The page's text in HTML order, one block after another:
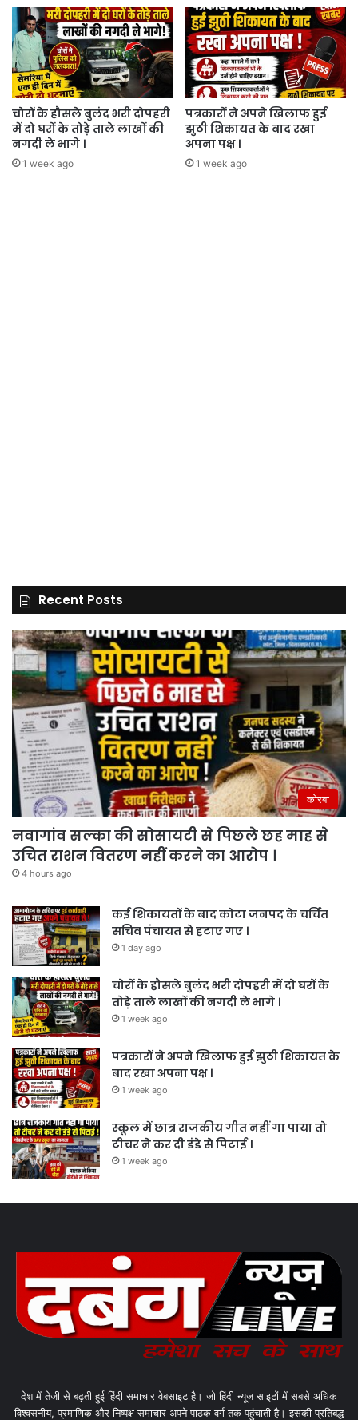
चोरों के हौसले बुलंद भरी दोपहरी
में दो घरों के तोड़े ताले लाखों की
नगदी ले भागे ।
1 week ago
पत्रकारों ने अपने खिलाफ हुई
झुठी शिकायत के बाद रखा
अपना पक्ष ।
1 week ago
Recent Posts
कोरबा
नवागांव सल्का की सोसायटी से पिछले छह माह से
उचित राशन वितरण नहीं करने का आरोप ।
4 hours ago
कई शिकायतों के बाद कोटा जनपद के चर्चित
सचिव पंचायत से हटाए गए ।
1 day ago
चोरों के हौसले बुलंद भरी दोपहरी में दो घरों के
तोड़े ताले लाखों की नगदी ले भागे ।
1 week ago
पत्रकारों ने अपने खिलाफ हुई झुठी शिकायत के
बाद रखा अपना पक्ष ।
1 week ago
स्कूल में छात्र राजकीय गीत नहीं गा पाया तो
टीचर ने कर दी डंडे से पिटाई ।
1 week ago
देश में तेजी से बढ़ती हुई हिंदी समाचार वेबसाइट है। जो हिंदी न्यूज साइटों में सबसे अधिक
विश्वसनीय, प्रमाणिक और निष्पक्ष समाचार अपने पाठक वर्ग तक पहुंचाती है। इसकी प्रतिबद्ध